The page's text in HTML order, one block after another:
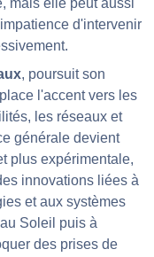
mais elle peut aussi
d'intervenir
, poursuit son
l'accent vers les
les réseaux et
générale devient
plus expérimentale,
innovations liées à
et aux systèmes
Soleil puis à
des prises de